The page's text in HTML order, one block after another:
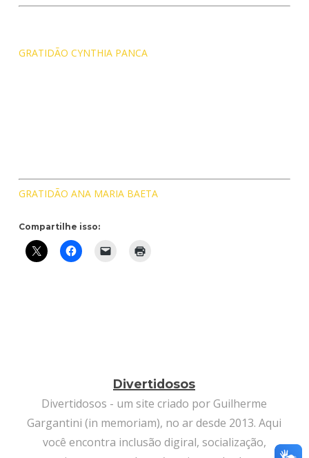
GRATIDÃO CYNTHIA PANCA
GRATIDÃO ANA MARIA BAETA
Compartilhe isso:
Divertidosos
Divertidosos - um site criado por Guilherme
Gargantini (in memoriam), no ar desde 2013. Aqui
você encontra inclusão digiral, socialização,